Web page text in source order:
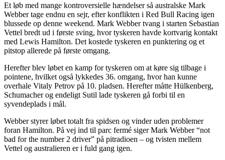
Et løb med mange kontroversielle hændelser så australske Mark
Webber tage endnu en sejr, efter konflikten i Red Bull Racing igen
blussede op denne weekend. Mark Webber tvang i starten Sebastian
Vettel bredt ud i første sving, hvor tyskeren havde kortvarig kontakt
med Lewis Hamilton. Det kostede tyskeren en punktering og et
pitstop allerede på første omgang.
Herefter blev løbet en kamp for tyskeren om at køre sig tilbage i
pointene, hvilket også lykkedes 36. omgang, hvor han kunne
overhale Vitaly Petrov på 10. pladsen. Herefter måtte Hülkenberg,
Schumacher og endeligt Sutil lade tyskeren gå forbi til en
syvendeplads i mål.
Webber styrer løbet totalt fra spidsen og vinder uden problemer
foran Hamilton. På vej ind til parc fermé siger Mark Webber “not
bad for the number 2 driver” på pitradioen – og tvisten mellem
Vettel og australieren er i fuld gang igen.